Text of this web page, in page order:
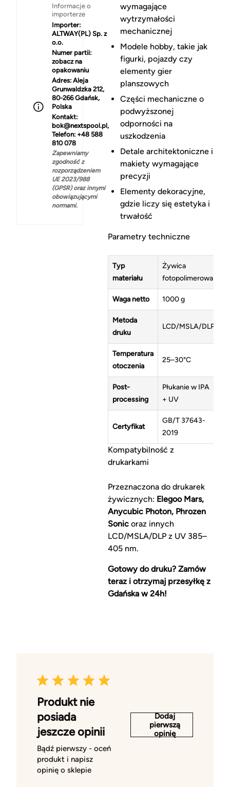
Informacje o
importerze
Importer:
ALTWAY(PL) Sp. z
o.o.
Numer partii:
zobacz na
opakowaniu
Adres: Aleja
Grunwaldzka 212,
80-266 Gdańsk,
Polska
Kontakt:
bok@nextspool.pl,
Telefon: +48 588
810 078
Zapewniamy
zgodność z
rozporządzeniem
UE 2023/988
(GPSR) oraz innymi
obowiązującymi
normami.
wymagające
wytrzymałości
mechanicznej
Modele hobby, takie jak
figurki, pojazdy czy
elementy gier
planszowych
Części mechaniczne o
podwyższonej
odporności na
uszkodzenia
Detale architektoniczne i
makiety wymagające
precyzji
Elementy dekoracyjne,
gdzie liczy się estetyka i
trwałość
Parametry techniczne
Typ
materiału
Żywica
fotopolimerowa
Waga netto 1000 g
Metoda
druku
LCD/MSLA/DLP
Temperatura
otoczenia
25–30°C
Post-
processing
Płukanie w IPA
+ UV
Certyfikat
GB/T 37643-
2019
Kompatybilność z
drukarkami
Przeznaczona do drukarek
żywicznych: Elegoo Mars,
Anycubic Photon, Phrozen
Sonicoraz innych
LCD/MSLA/DLP z UV 385–
405 nm.
Gotowy do druku? Zamów
teraz i otrzymaj przesyłkę z
Gdańska w 24h!
Produkt nie
posiada
jeszcze opinii
Bądź pierwszy - oceń
produkt i napisz
opinię o sklepie
Dodaj
pierwszą
opinię